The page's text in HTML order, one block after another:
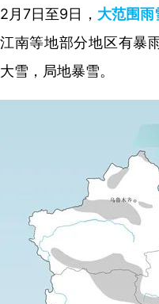
2月7日至9日， 大范围
江南等地部分地区有暴
大雪，局地暴雪。